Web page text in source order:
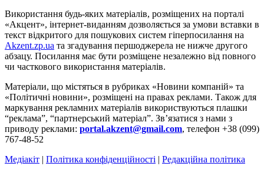
Використання будь-яких матеріалів, розміщених на порталі
«Акцент», інтернет-виданням дозволяється за умови вставки в
текст відкритого для пошукових систем гіперпосилання на
Akzent.zp.ua та згадування першоджерела не нижче другого
абзацу. Посилання має бути розміщене незалежно від повного
чи часткового використання матеріалів.
Матеріали, що містяться в рубриках «Новини компаній» та
«Політичні новини», розміщені на правах реклами. Також для
маркування рекламних матеріалів використвуються плашки
“реклама”, “партнерський матеріал”. Зв’язатися з нами з
приводу реклами: portal.akzent@gmail.com, телефон +38 (099)
767-48-52
Медіакіт | Політика конфіденційності | Редакційна політика